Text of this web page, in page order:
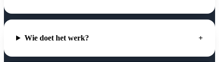
Wie doet het werk?